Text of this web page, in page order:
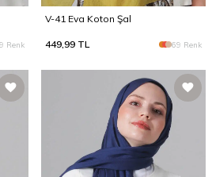
Renk
V-41 Eva Koton Şal
449,99 TL 69 Renk